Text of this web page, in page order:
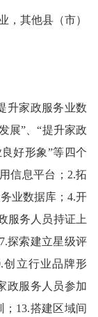
其他县（市）
家政服务业数
展”、“提升家政
好形象”等四个
信息平台；2.拓
业数据库；4.开
服务人员持证上
探索建立星级评
创立行业品牌形
政服务人员参加
13.搭建区域间